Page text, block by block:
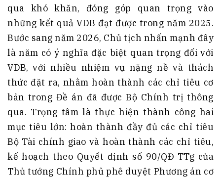
qua khó khăn, đóng góp quan trọng vào
những kết quả VDB đạt được trong năm 2025.
Bước sang năm 2026, Chủ tịch nhấn mạnh đây
là năm có ý nghĩa đặc biệt quan trọng đối với
VDB, với nhiều nhiệm vụ nặng nề và thách
thức đặt ra, nhằm hoàn thành các chỉ tiêu cơ
bản trong Đề án đã được Bộ Chính trị thông
qua. Trọng tâm là thực hiện thành công hai
mục tiêu lớn: hoàn thành đầy đủ các chỉ tiêu
Bộ Tài chính giao và hoàn thành các chỉ tiêu,
kế hoạch theo Quyết định số 90/QĐ-TTg của
Thủ tướng Chính phủ phê duyệt Phương án cơ